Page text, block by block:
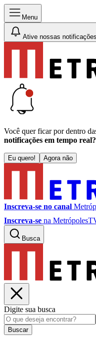
Menu
Ative nossas notificações
Você quer ficar por dentro
notificações em tempo real?
Eu quero! Agora não
Inscreva-se no canal
Inscreva-se na
Busca
Digite sua busca
Buscar